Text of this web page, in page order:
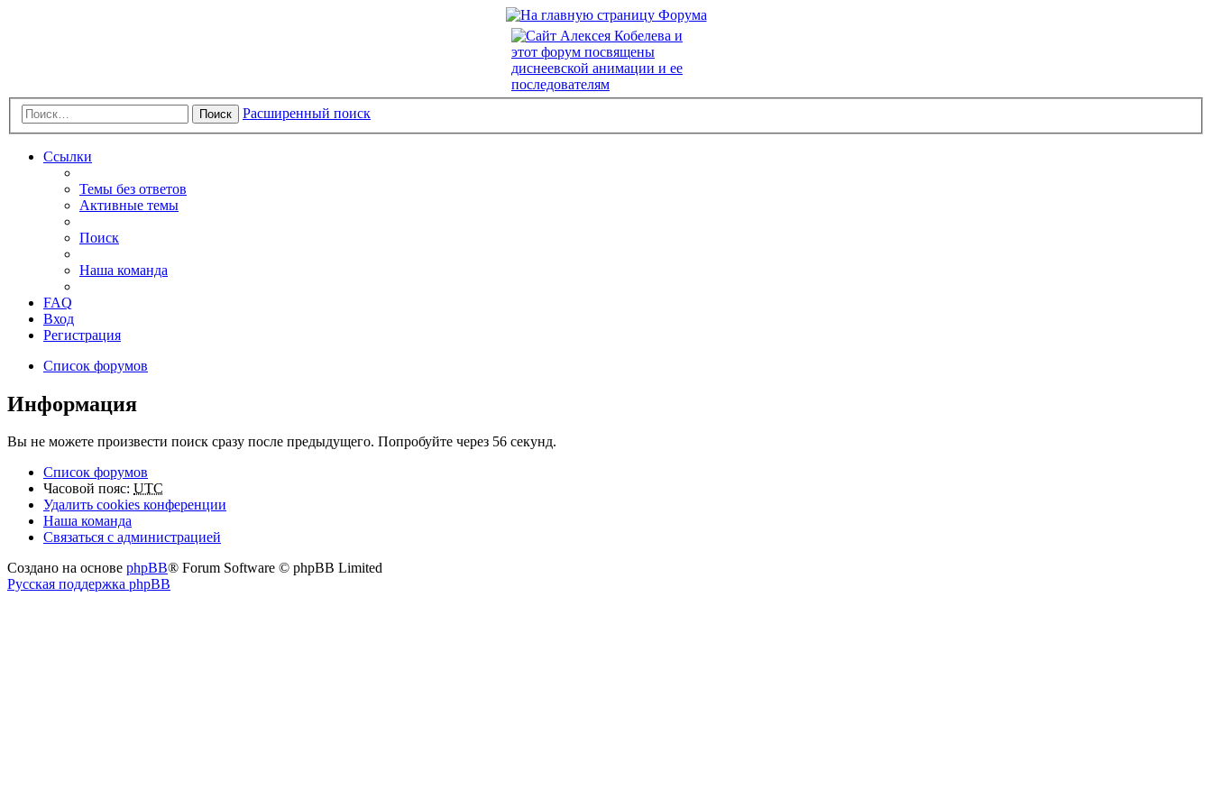
Поиск Расширенный поиск
Ссылки
Темы без ответов
Активные темы
Поиск
Наша команда
FAQ
Вход
Регистрация
Список форумов
Информация
Вы не можете произвести поиск сразу после предыдущего. Попробуйте через 56 секунд.
Список форумов
Часовой пояс: UTC
Удалить cookies конференции
Наша команда
Связаться с администрацией
Создано на основе phpBB® Forum Software © phpBB Limited
Русская поддержка phpBB